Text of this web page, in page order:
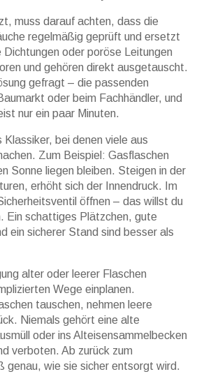
muss darauf achten, dass die
regelmäßig geprüft und ersetzt
oder poröse Leitungen
und gehören direkt ausgetauscht.
gefragt – die passenden
oder beim Fachhändler, und
nur ein paar Minuten.
bei denen viele aus
Zum Beispiel: Gasflaschen
Sonne liegen bleiben. Steigen in der
erhöht sich der Innendruck. Im
öffnen – das willst du
Ein schattiges Plätzchen, gute
ein sicherer Stand sind besser als
alter oder leerer Flaschen
Wege einplanen.
tauschen, nehmen leere
Niemals gehört eine alte
oder ins Alteisensammelbecken
verboten. Ab zurück zum
genau, wie sie sicher entsorgt wird.